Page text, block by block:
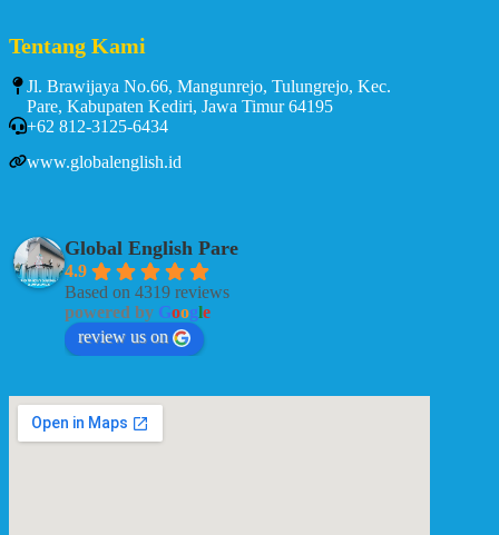
Tentang Kami
Jl. Brawijaya No.66, Mangunrejo, Tulungrejo, Kec.
Pare, Kabupaten Kediri, Jawa Timur 64195
+62 812-3125-6434
www.globalenglish.id
Global English Pare
4.9
Based on 4319 reviews
powered by Google
review us on